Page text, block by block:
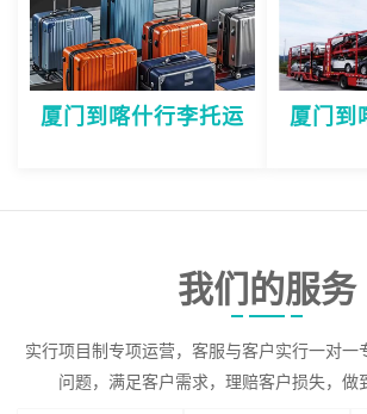
厦门到喀什行李托运 厦门到
我们的服务
实行项目制专项运营，客服与客户实行一对一
问题，满足客户需求，理赔客户损失，做